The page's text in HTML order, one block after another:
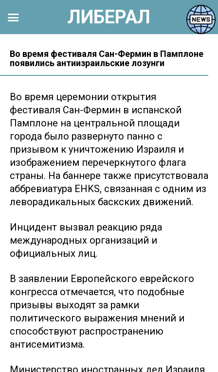
контенту
Во время фестиваля Сан-Фермин в Памплоне
появились антиизраильские лозунги
Во время церемонии открытия
фестиваля Сан-Фермин в испанской
Памплоне на центральной площади
города было развернуто панно с
призывом к уничтожению Израиля и
изображением перечеркнутого флага
страны. На баннере также присутствовала
аббревиатура EHKS, связанная с одним из
леворадикальных баскских движений.
Инцидент вызвал реакцию ряда
международных организаций и
официальных лиц.
В заявлении Европейского еврейского
конгресса отмечается, что подобные
призывы выходят за рамки
политического выражения мнений и
способствуют распространению
антисемитизма.
Министерство иностранных дел Израиля
ЛИБЕРАЛ